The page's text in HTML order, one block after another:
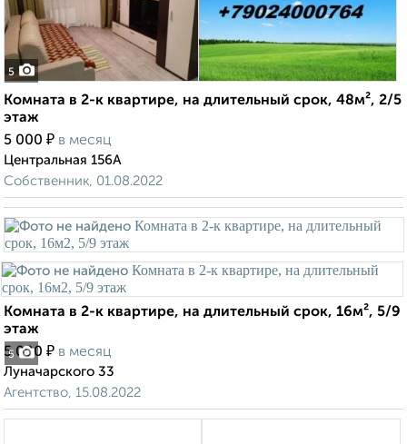
5
Комната в 2-к квартире, на длительный срок, 48м², 2/5
этаж
5 000 ₽ в месяц
Центральная 156А
Собственник, 01.08.2022
5
Комната в 2-к квартире, на длительный срок, 16м², 5/9
этаж
5 000 ₽ в месяц
Луначарского 33
Агентство, 15.08.2022